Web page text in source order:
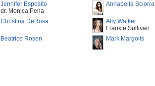
Jennifer Esposito
dr. Monica Pena
Annabella Sciorra
Christina DeRosa
Ally Walker
Frankie Sullivan
Beatrice Rosen Mark Margolis